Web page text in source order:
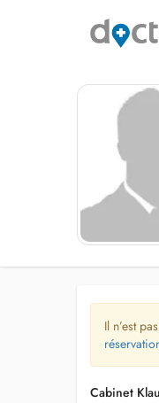
Il n’est
Cabinet